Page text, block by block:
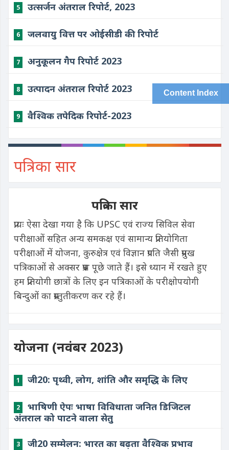
5 उत्सर्जन अंतराल रिपोर्ट, 2023
6 जलवायु वित्त पर ओईसीडी की रिपोर्ट
7 अनुकूलन गैप रिपोर्ट 2023
8 उत्पादन अंतराल रिपोर्ट 2023
9 वैश्विक तपेदिक रिपोर्ट-2023
पत्रिका सार
पत्रिका सार
प्रायः ऐसा देखा गया है कि UPSC एवं राज्य सिविल सेवा
परीक्षाओं सहित अन्य समकक्ष एवं सामान्य प्रतियोगिता
परीक्षाओं में योजना, कुरुक्षेत्र एवं विज्ञान प्रगति जैसी प्रमुख
पत्रिकाओं से अक्सर प्रश्न पूछे जाते हैं। इसे ध्यान में रखते हुए
हम प्रतियोगी छात्रों के लिए इन पत्रिकाओं के परीक्षोपयोगी
बिन्दुओं का प्रस्तुतीकरण कर रहे हैं।
योजना (नवंबर 2023)
1 जी20: पृथ्वी, लोग, शांति और समृद्धि के लिए
2
भाषिणी ऐपः भाषा विविधाता जनित डिजिटल
अंतराल को पाटने वाला सेतु
3 जी20 सम्मेलन: भारत का बढ़ता वैश्विक प्रभाव
Content Index